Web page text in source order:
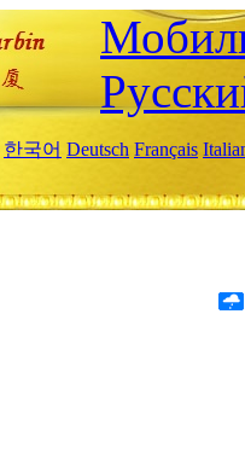
한국어 Deutsch Français